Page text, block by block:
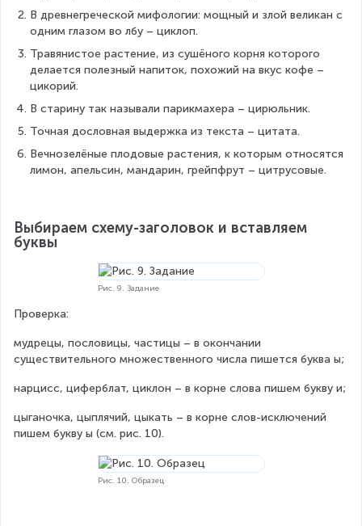
В древнегреческой мифологии: мощный и злой великан с
одним глазом во лбу – циклоп.
Травянистое растение, из сушёного корня которого
делается полезный напиток, похожий на вкус кофе –
цикорий.
В старину так называли парикмахера – цирюльник.
Точная дословная выдержка из текста – цитата.
Вечнозелёные плодовые растения, к которым относятся
лимон, апельсин, мандарин, грейпфрут – цитрусовые.
Выбираем схему-заголовок и вставляем
буквы
Рис. 9. Задание
Проверка:
мудрецы, пословицы, частицы – в окончании
существительного множественного числа пишется буква ы;
нарцисс, циферблат, циклон – в корне слова пишем букву и;
цыганочка, цыплячий, цыкать – в корне слов-исключений
пишем букву ы (см. рис. 10).
Рис. 10. Образец